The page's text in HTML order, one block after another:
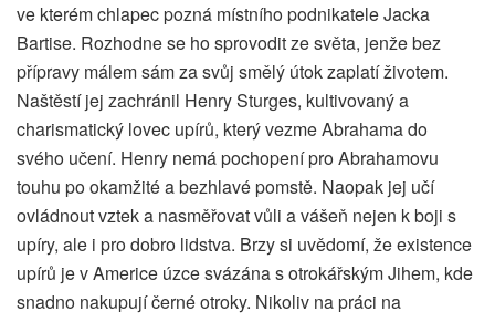
ve kterém chlapec pozná místního podnikatele Jacka
Bartise. Rozhodne se ho sprovodit ze světa, jenže bez
přípravy málem sám za svůj smělý útok zaplatí životem.
Naštěstí jej zachránil Henry Sturges, kultivovaný a
charismatický lovec upírů, který vezme Abrahama do
svého učení. Henry nemá pochopení pro Abrahamovu
touhu po okamžité a bezhlavé pomstě. Naopak jej učí
ovládnout vztek a nasměřovat vůli a vášeň nejen k boji s
upíry, ale i pro dobro lidstva. Brzy si uvědomí, že existence
upírů je v Americe úzce svázána s otrokářským Jihem, kde
snadno nakupují černé otroky. Nikoliv na práci na